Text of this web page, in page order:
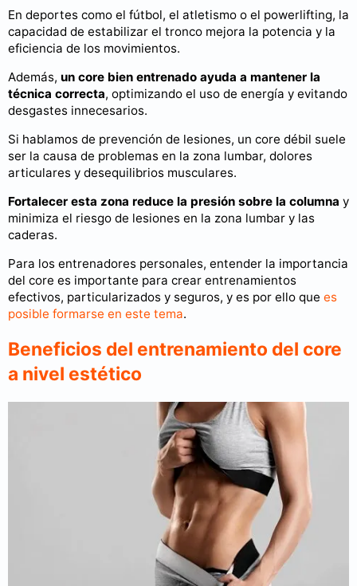
En deportes como el fútbol, el atletismo o el powerlifting, la
capacidad de estabilizar el tronco mejora la potencia y la
eficiencia de los movimientos.
Además, un core bien entrenado ayuda a mantener la
técnica correcta, optimizando el uso de energía y evitando
desgastes innecesarios.
Si hablamos de prevención de lesiones, un core débil suele
ser la causa de problemas en la zona lumbar, dolores
articulares y desequilibrios musculares.
Fortalecer esta zona reduce la presión sobre la columna y
minimiza el riesgo de lesiones en la zona lumbar y las
caderas.
Para los entrenadores personales, entender la importancia
del core es importante para crear entrenamientos
efectivos, particularizados y seguros, y es por ello que es
posible formarse en este tema.
Beneficios del entrenamiento del core
a nivel estético